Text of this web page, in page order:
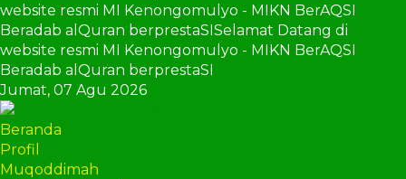
website resmi MI Kenongomulyo - MIKN BerAQSI
Beradab alQuran berprestaSISelamat Datang di
website resmi MI Kenongomulyo - MIKN BerAQSI
Beradab alQuran berprestaSI
Jumat, 07 Agu 2026
Beranda
Profil
Muqoddimah